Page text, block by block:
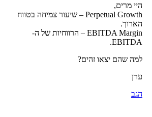
היי מרים,
Perpetual Growth – שיעור צמיחה בטווח
הארוך.
EBITDA Margin – הרווחיות של ה-
EBITDA.
למה שהם יצאו זהים?
ערן
הגב